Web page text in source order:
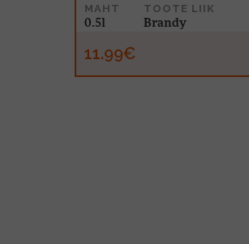
MAHT
0.5l
TOOTE LIIK
Brandy
11.99€